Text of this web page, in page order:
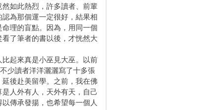
如此熱烈，許多讀者、前輩
為那個運一定很好，結果相
理的盲點。因為，用同一個
了筆者的書以後，才恍然大
起來真是小巫見大巫。以前
少讀者洋洋灑灑寫了十多張
後赴美留學。之前，我在佛
人外有人，天外有天，自己
傳承發揚，也希望每一個人